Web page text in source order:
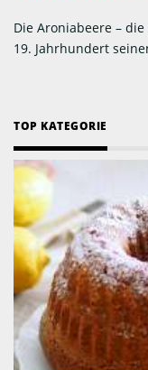
Die Aroniabeere –
19. Jahrhundert
TOP KATEGORIE